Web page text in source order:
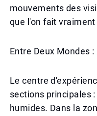
mouvements des
que l'on fait
Entre Deux Mondes
Le centre
sections principales
humides. Dans la